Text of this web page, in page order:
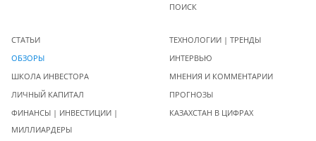
ПОИСК
СТАТЬИ
ОБЗОРЫ
ШКОЛА ИНВЕСТОРА
ЛИЧНЫЙ КАПИТАЛ
ФИНАНСЫ | ИНВЕСТИЦИИ |
МИЛЛИАРДЕРЫ
ТЕХНОЛОГИИ | ТРЕНДЫ
ИНТЕРВЬЮ
МНЕНИЯ И КОММЕНТАРИИ
ПРОГНОЗЫ
КАЗАХСТАН В ЦИФРАХ